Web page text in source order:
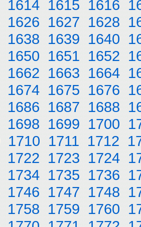
1614 1615 1616
1626 1627 1628
1638 1639 1640
1650 1651 1652
1662 1663 1664
1674 1675 1676
1686 1687 1688
1698 1699 1700
1710 1711 1712
1722 1723 1724
1734 1735 1736
1746 1747 1748
1758 1759 1760